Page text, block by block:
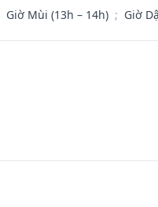
Giờ Mùi (13h – 14h) ; Giờ